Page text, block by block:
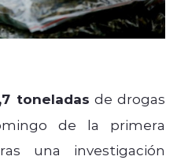
toneladas de drogas
de la primera
una investigación